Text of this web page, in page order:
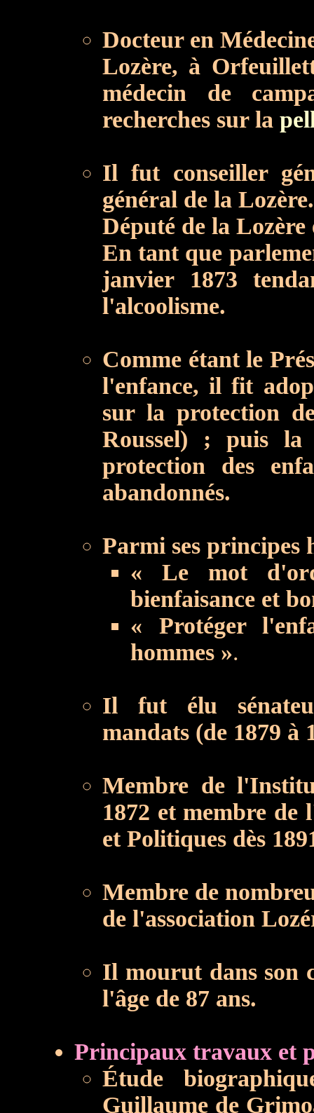
Docteur en
Lozère, à
médecin de
recherches sur la
Il fut conseiller
général de la Lozère.
Député de la Lozère
En tant que
janvier 1873
l'alcoolisme.
Comme étant le
l'enfance, il fit
sur la protection
Roussel) ; puis
protection des
abandonnés.
Parmi ses principes
« Le mot
bienfaisance et
« Protéger
hommes ».
Il fut élu
mandats (de 1879 à
Membre de
1872 et membre de
et Politiques dès
Membre de
de l'association
Il mourut dans son
l'âge de 87 ans.
Principaux travaux et
Étude
Guillaume de